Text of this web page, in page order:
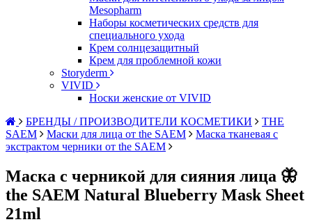
Mesopharm
Наборы косметических средств для
специального ухода
Крем солнцезащитный
Крем для проблемной кожи
Storyderm
VIVID
Носки женские от VIVID
БРЕНДЫ / ПРОИЗВОДИТЕЛИ КОСМЕТИКИ
THE
SAEM
Маски для лица от the SAEM
Маска тканевая с
экстрактом черники от the SAEM
Маска с черникой для сияния лица 🦋
the SAEM Natural Blueberry Mask Sheet
21ml